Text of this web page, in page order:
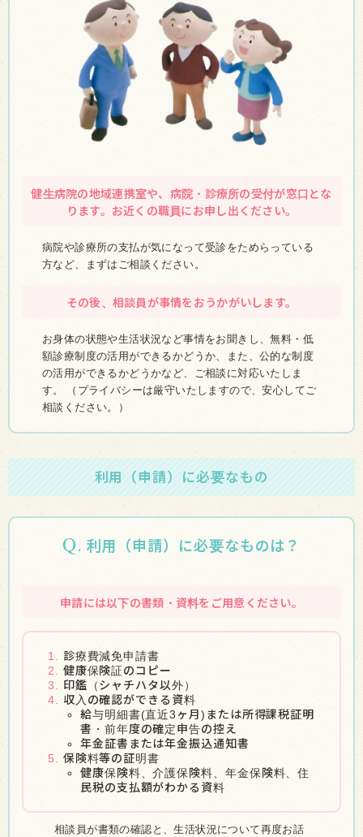
健生病院の地域連携室や、病院・診療所の受付が窓口とな
ります。お近くの職員にお申し出ください。
病院や診療所の支払が気になって受診をためらっている
方など、まずはご相談ください。
その後、相談員が事情をおうかがいします。
お身体の状態や生活状況など事情をお聞きし、無料・低
額診療制度の活用ができるかどうか、また、公的な制度
の活用ができるかどうかなど、ご相談に対応いたしま
す。 （プライバシーは厳守いたしますので、安心してご
相談ください。）
利用（申請）に必要なもの
Q. 利用（申請）に必要なものは？
申請には以下の書類・資料をご用意ください。
1. 診療費減免申請書
2. 健康保険証のコピー
3. 印鑑（シャチハタ以外）
4. 収入の確認ができる資料
給与明細書(直近3ヶ月)または所得課税証明
書・前年度の確定申告の控え
年金証書または年金振込通知書
5. 保険料等の証明書
健康保険料、介護保険料、年金保険料、住
民税の支払額がわかる資料
相談員が書類の確認と、生活状況について再度お話